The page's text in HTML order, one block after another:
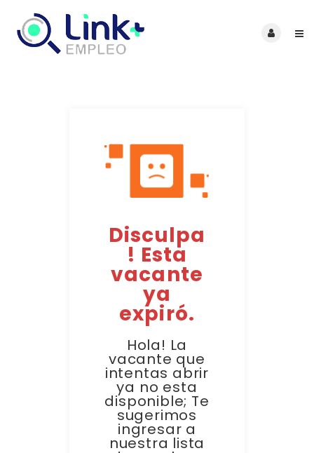
Disculpa
! Esta
vacante
ya
expiró.
Hola! La
vacante que
intentas abrir
ya no esta
disponible; Te
sugerimos
ingresar a
nuestra lista